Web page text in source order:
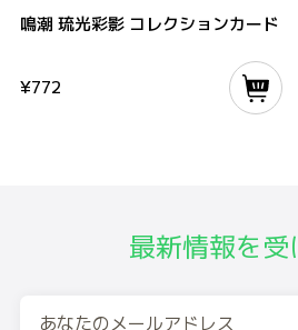
鳴潮 琉光彩影 コレクションカード
¥772
最新情報を受